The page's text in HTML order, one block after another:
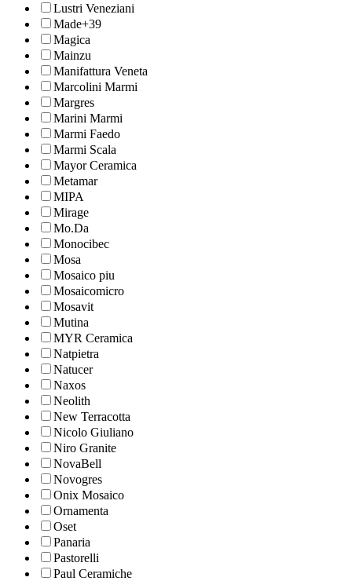
Lustri Veneziani
Made+39
Magica
Mainzu
Manifattura Veneta
Marcolini Marmi
Margres
Marini Marmi
Marmi Faedo
Marmi Scala
Mayor Ceramica
Metamar
MIPA
Mirage
Mo.Da
Monocibec
Mosa
Mosaico piu
Mosaicomicro
Mosavit
Mutina
MYR Ceramica
Natpietra
Natucer
Naxos
Neolith
New Terracotta
Nicolo Giuliano
Niro Granite
NovaBell
Novogres
Onix Mosaico
Ornamenta
Oset
Panaria
Pastorelli
Paul Ceramiche